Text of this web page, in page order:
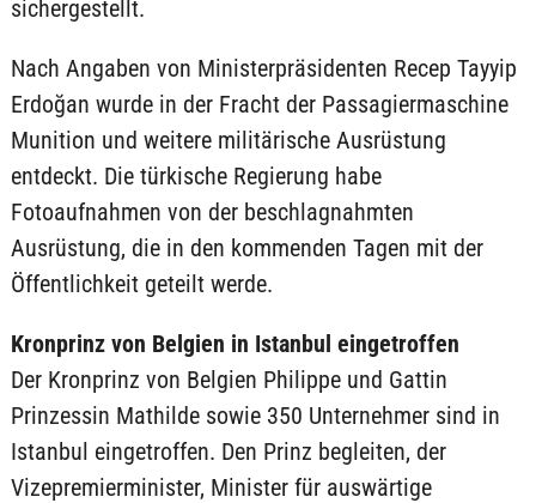
sichergestellt.
Nach Angaben von Ministerpräsidenten Recep Tayyip
Erdoğan wurde in der Fracht der Passagiermaschine
Munition und weitere militärische Ausrüstung
entdeckt. Die türkische Regierung habe
Fotoaufnahmen von der beschlagnahmten
Ausrüstung, die in den kommenden Tagen mit der
Öffentlichkeit geteilt werde.
Kronprinz von Belgien in Istanbul eingetroffen
Der Kronprinz von Belgien Philippe und Gattin
Prinzessin Mathilde sowie 350 Unternehmer sind in
Istanbul eingetroffen. Den Prinz begleiten, der
Vizepremierminister, Minister für auswärtige